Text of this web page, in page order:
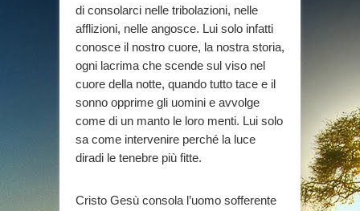
di consolarci nelle tribolazioni, nelle
afflizioni, nelle angosce. Lui solo infatti
conosce il nostro cuore, la nostra storia,
ogni lacrima che scende sul viso nel
cuore della notte, quando tutto tace e il
sonno opprime gli uomini e avvolge
come di un manto le loro menti. Lui solo
sa come intervenire perché la luce
diradi le tenebre più fitte.
Cristo Gesù consola l’uomo sofferente